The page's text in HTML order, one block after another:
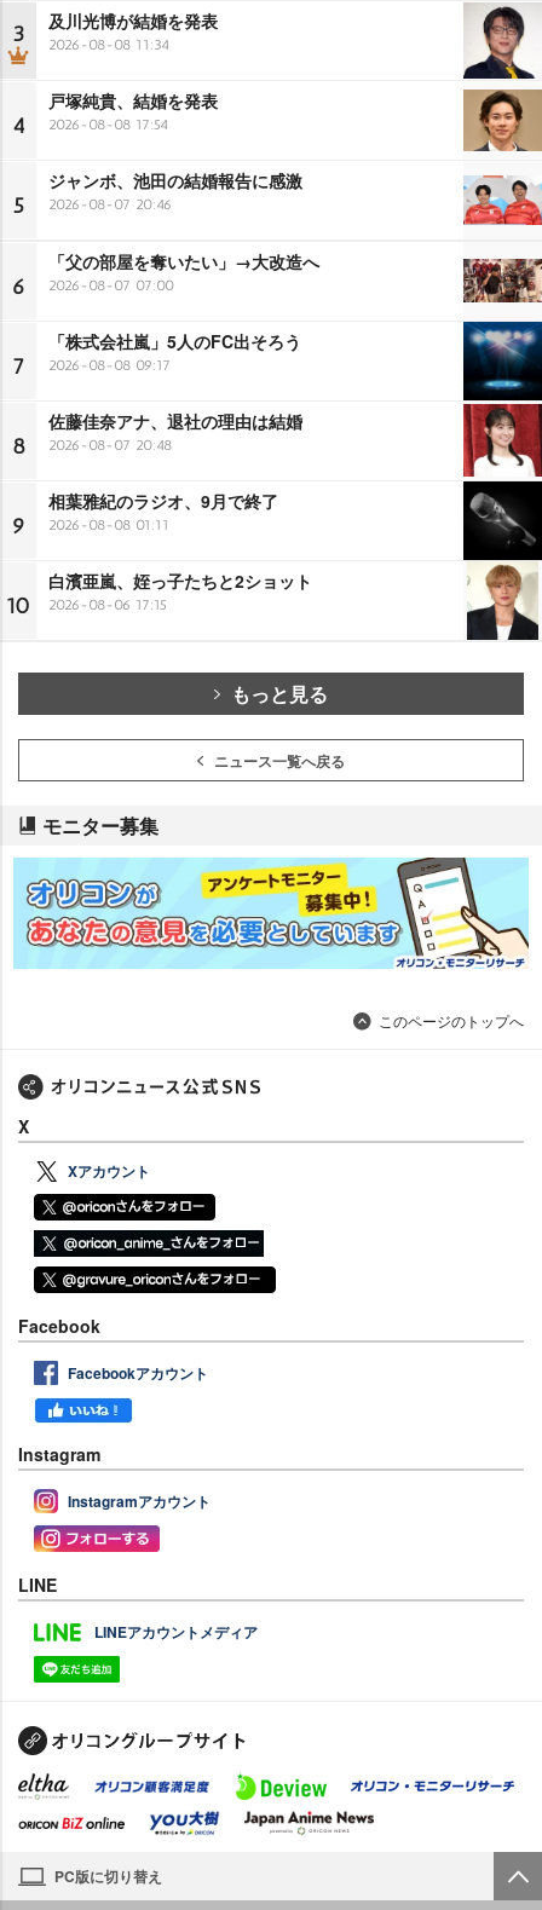
3 及川光博が結婚を発表
2026-08-08 11:34
4
戸塚純貴、結婚を発表
2026-08-08 17:54
5
ジャンボ、池田の結婚報告に感激
2026-08-07 20:46
6
「父の部屋を奪いたい」→大改造へ
2026-08-07 07:00
7
「株式会社嵐」5人のFC出そろう
2026-08-08 09:17
8
佐藤佳奈アナ、退社の理由は結婚
2026-08-07 20:48
9
相葉雅紀のラジオ、9月で終了
2026-08-08 01:11
10
白濱亜嵐、姪っ子たちと2ショット
2026-08-06 17:15
もっと見る
ニュース一覧へ戻る
モニター募集
このページのトップへ
X
Xアカウント
Facebook
Facebookアカウント
Instagram
Instagramアカウント
LINE
LINEアカウントメディア
PC版に切り替え